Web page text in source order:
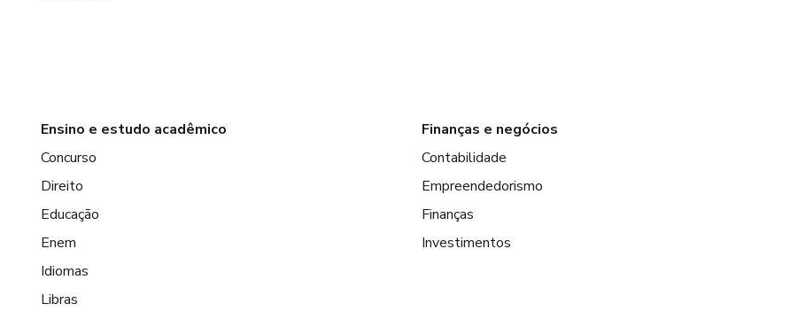
Ensino e estudo acadêmico
Concurso
Direito
Educação
Enem
Idiomas
Libras
Finanças e negócios
Contabilidade
Empreendedorismo
Finanças
Investimentos